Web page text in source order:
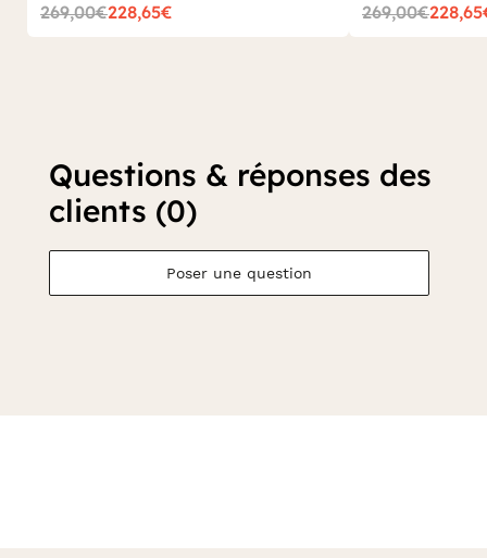
269,00€228,65€ 269,00€
Questions & réponses des
clients (0)
Poser une question